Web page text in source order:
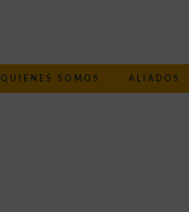
QUIENES SOMOS ALIADOS